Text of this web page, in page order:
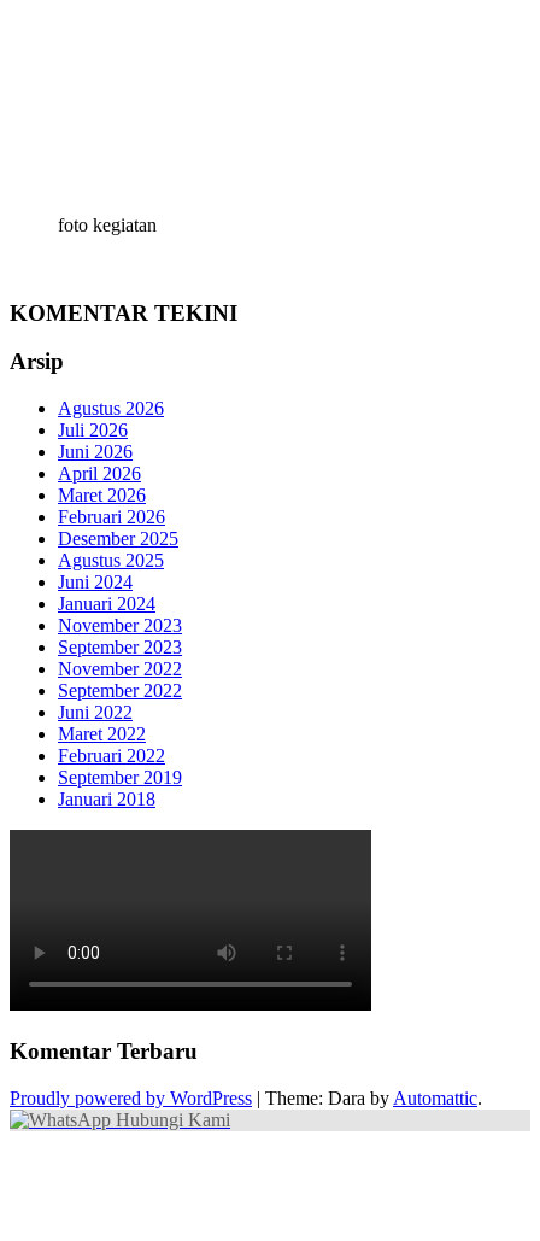
foto kegiatan
KOMENTAR TEKINI
Arsip
Agustus 2026
Juli 2026
Juni 2026
April 2026
Maret 2026
Februari 2026
Desember 2025
Agustus 2025
Juni 2024
Januari 2024
November 2023
September 2023
November 2022
September 2022
Juni 2022
Maret 2022
Februari 2022
September 2019
Januari 2018
Komentar Terbaru
Proudly powered by WordPress | Theme: Dara by Automattic.
Hubungi Kami